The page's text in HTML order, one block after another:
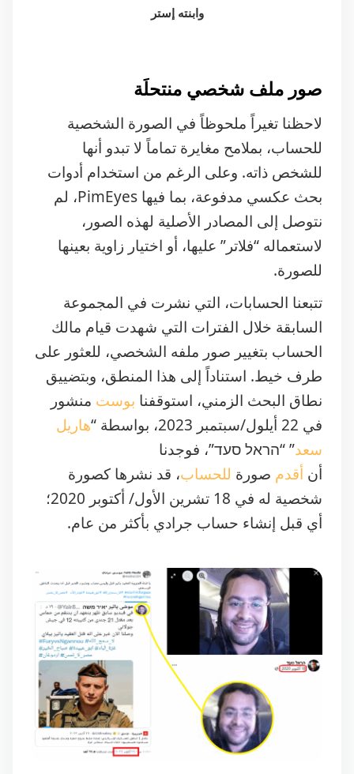
لاحظنا تغيراً ملحوظاً في الصورة الشخصية
للحساب، بملامح مغايرة تماماً لا تبدو أنها
للشخص ذاته. وعلى الرغم من استخدام أدوات
نتوصل إلى المصادر الأصلية لهذه الصور،
لاستعماله “فلاتر” عليها، أو اختيار زاوية بعينها
للصورة.
تتبعنا الحسابات، التي نشرت في المجموعة
الحساب بتغيير صور ملفه الشخصي، للعثور على
طرف خيط. استناداً إلى هذا المنطق، وبتضييق
نطاق البحث الزمني، استوقفنابوستمنشور
في 22 أيلول/سبتمبر 2023، بواسطة “
هاريل
سعد” “הראל סעד”، فوجدنا
أن أقدمصورةللحساب، قد نشرها كصورة
أي قبل إنشاء حساب جرادي بأكثر من عام.